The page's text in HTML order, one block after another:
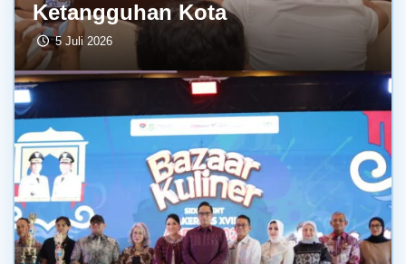
Ketangguhan Kota
5 Juli 2026